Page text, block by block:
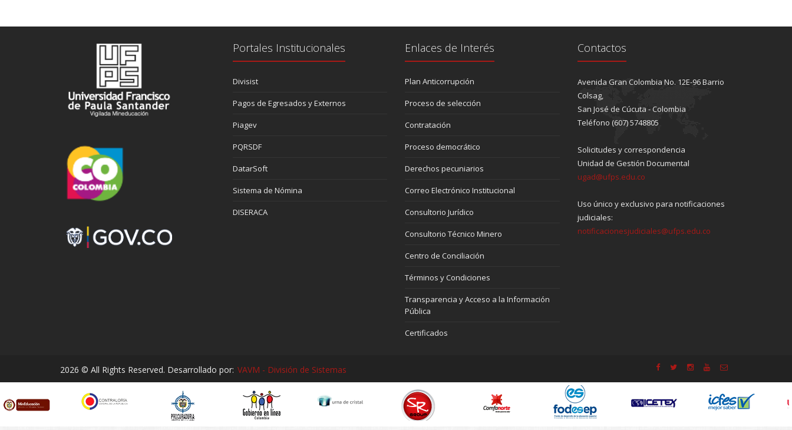
Portales Institucionales
Divisist
Pagos de Egresados y Externos
Piagev
PQRSDF
DatarSoft
Sistema de Nómina
DISERACA
Enlaces de Interés
Plan Anticorrupción
Proceso de selección
Contratación
Proceso democrático
Derechos pecuniarios
Correo Electrónico Institucional
Consultorio Jurídico
Consultorio Técnico Minero
Centro de Conciliación
Términos y Condiciones
Transparencia y Acceso a la Información
Pública
Certificados
Contactos
Avenida Gran Colombia No. 12E-96 Barrio
Colsag,
San José de Cúcuta - Colombia
Teléfono (607) 5748805
Solicitudes y correspondencia
Unidad de Gestión Documental
ugad@ufps.edu.co
Uso único y exclusivo para notificaciones
judiciales:
notificacionesjudiciales@ufps.edu.co
2026 © All Rights Reserved. Desarrollado por: VAVM - División de Sistemas